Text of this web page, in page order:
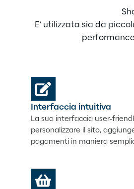
E’ utilizzata sia da
Interfaccia intuitiva
La sua interfaccia user-
personalizzare il sito,
pagamenti in maniera